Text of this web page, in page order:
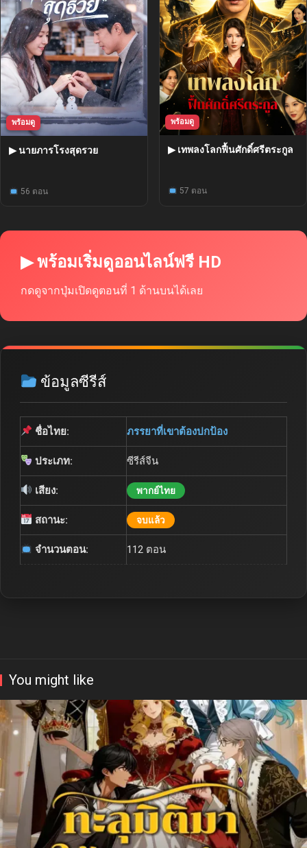
พร้อมดู
▶ นายภารโรงสุดรวย
56 ตอน
พร้อมดู
▶ เทพลงโลกฟื้นศักดิ์ศรีตระกูล
57 ตอน
▶ พร้อมเริ่มดูออนไลน์ฟรี HD
กดดูจากปุ่มเปิดดูตอนที่ 1 ด้านบนได้เลย
ข้อมูลซีรีส์
ชื่อไทย: ภรรยาที่เขาต้องปกป้อง
ประเภท: ซีรีส์จีน
เสียง: พากย์ไทย
สถานะ: จบแล้ว
จำนวนตอน: 112 ตอน
You might like